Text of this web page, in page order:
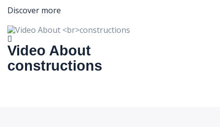
Discover more
Video About
constructions